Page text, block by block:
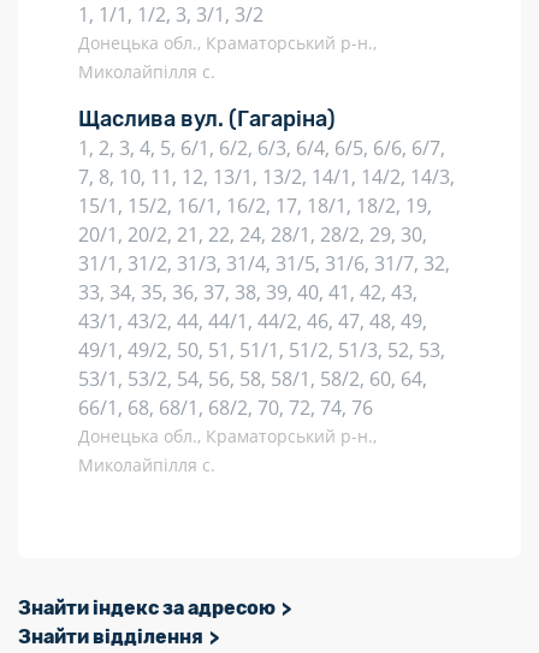
1, 1/1, 1/2, 3, 3/1, 3/2
Донецька обл., Краматорський р-н.,
Миколайпілля с.
Щаслива вул. (Гагаріна)
1, 2, 3, 4, 5, 6/1, 6/2, 6/3, 6/4, 6/5, 6/6, 6/7,
7, 8, 10, 11, 12, 13/1, 13/2, 14/1, 14/2, 14/3,
15/1, 15/2, 16/1, 16/2, 17, 18/1, 18/2, 19,
20/1, 20/2, 21, 22, 24, 28/1, 28/2, 29, 30,
31/1, 31/2, 31/3, 31/4, 31/5, 31/6, 31/7, 32,
33, 34, 35, 36, 37, 38, 39, 40, 41, 42, 43,
43/1, 43/2, 44, 44/1, 44/2, 46, 47, 48, 49,
49/1, 49/2, 50, 51, 51/1, 51/2, 51/3, 52, 53,
53/1, 53/2, 54, 56, 58, 58/1, 58/2, 60, 64,
66/1, 68, 68/1, 68/2, 70, 72, 74, 76
Донецька обл., Краматорський р-н.,
Миколайпілля с.
Знайти індекс за адресою
Знайти відділення